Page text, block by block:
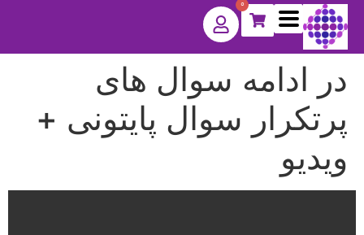
0
در ادامه سوال های
پرتکرار سوال پایتونی +
ویدیو